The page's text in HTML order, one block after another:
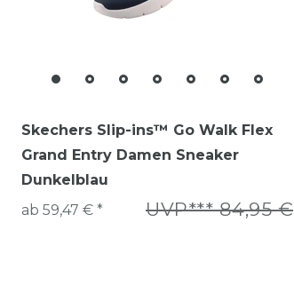
Skechers Slip-ins™ Go Walk Flex
Grand Entry Damen Sneaker
Dunkelblau
UVP*** 84,95 €
ab 59,47 € *